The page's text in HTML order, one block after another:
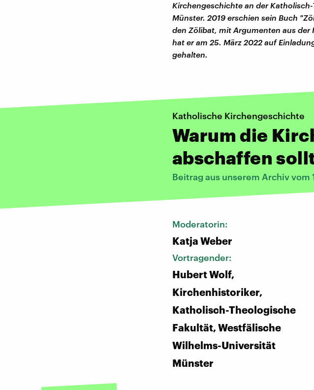
Kirchengeschichte an der
Münster. 2019 erschien sein Buch
den Zölibat, mit Argumenten aus
hat er am 25. März 2022 auf
gehalten.
Katholische Kirchengeschichte
Warum die
abschaffen
Beitrag aus unserem Archiv vom
Moderatorin:
Katja Weber
Vortragender:
Hubert Wolf,
Kirchenhistoriker,
Katholisch-Theologische
Fakultät, Westfälische
Wilhelms-Universität
Münster